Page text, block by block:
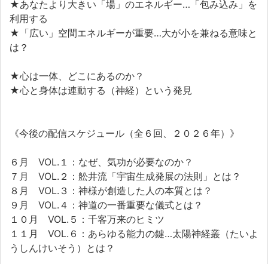
★あなたより大きい「場」のエネルギー…「包み込み」を
利用する
★「広い」空間エネルギーが重要…大が小を兼ねる意味と
は？
★心は一体、どこにあるのか？
★心と身体は連動する（神経）という発見
《今後の配信スケジュール（全６回、２０２６年）》
６月 VOL.１：なぜ、気功が必要なのか？
７月 VOL.２：舩井流「宇宙生成発展の法則」とは？
８月 VOL.３：神様が創造した人の本質とは？
９月 VOL.４：神道の一番重要な儀式とは？
１０月 VOL.５：千客万来のヒミツ
１１月 VOL.６：あらゆる能力の鍵…太陽神経叢（たいよ
うしんけいそう）とは？